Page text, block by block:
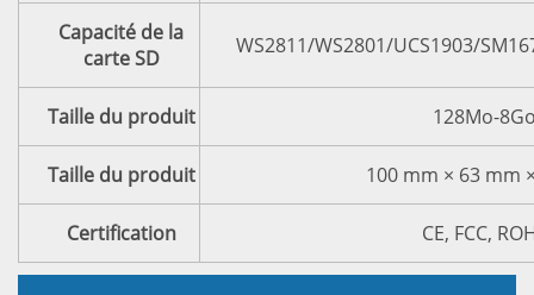
Capacité de la
carte SD
WS2811/WS2801/UCS1903/
Taille du produit 128Mo-
Taille du produit 100 mm × 63 mm
Certification CE, FCC,